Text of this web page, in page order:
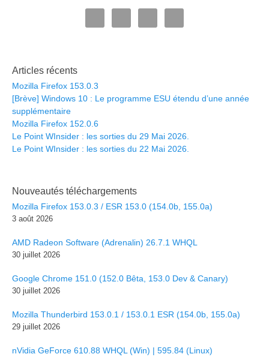
Articles récents
Mozilla Firefox 153.0.3
[Brève] Windows 10 : Le programme ESU étendu d’une année
supplémentaire
Mozilla Firefox 152.0.6
Le Point WInsider : les sorties du 29 Mai 2026.
Le Point WInsider : les sorties du 22 Mai 2026.
Nouveautés téléchargements
Mozilla Firefox 153.0.3 / ESR 153.0 (154.0b, 155.0a)
3 août 2026
AMD Radeon Software (Adrenalin) 26.7.1 WHQL
30 juillet 2026
Google Chrome 151.0 (152.0 Bêta, 153.0 Dev & Canary)
30 juillet 2026
Mozilla Thunderbird 153.0.1 / 153.0.1 ESR (154.0b, 155.0a)
29 juillet 2026
nVidia GeForce 610.88 WHQL (Win) | 595.84 (Linux)